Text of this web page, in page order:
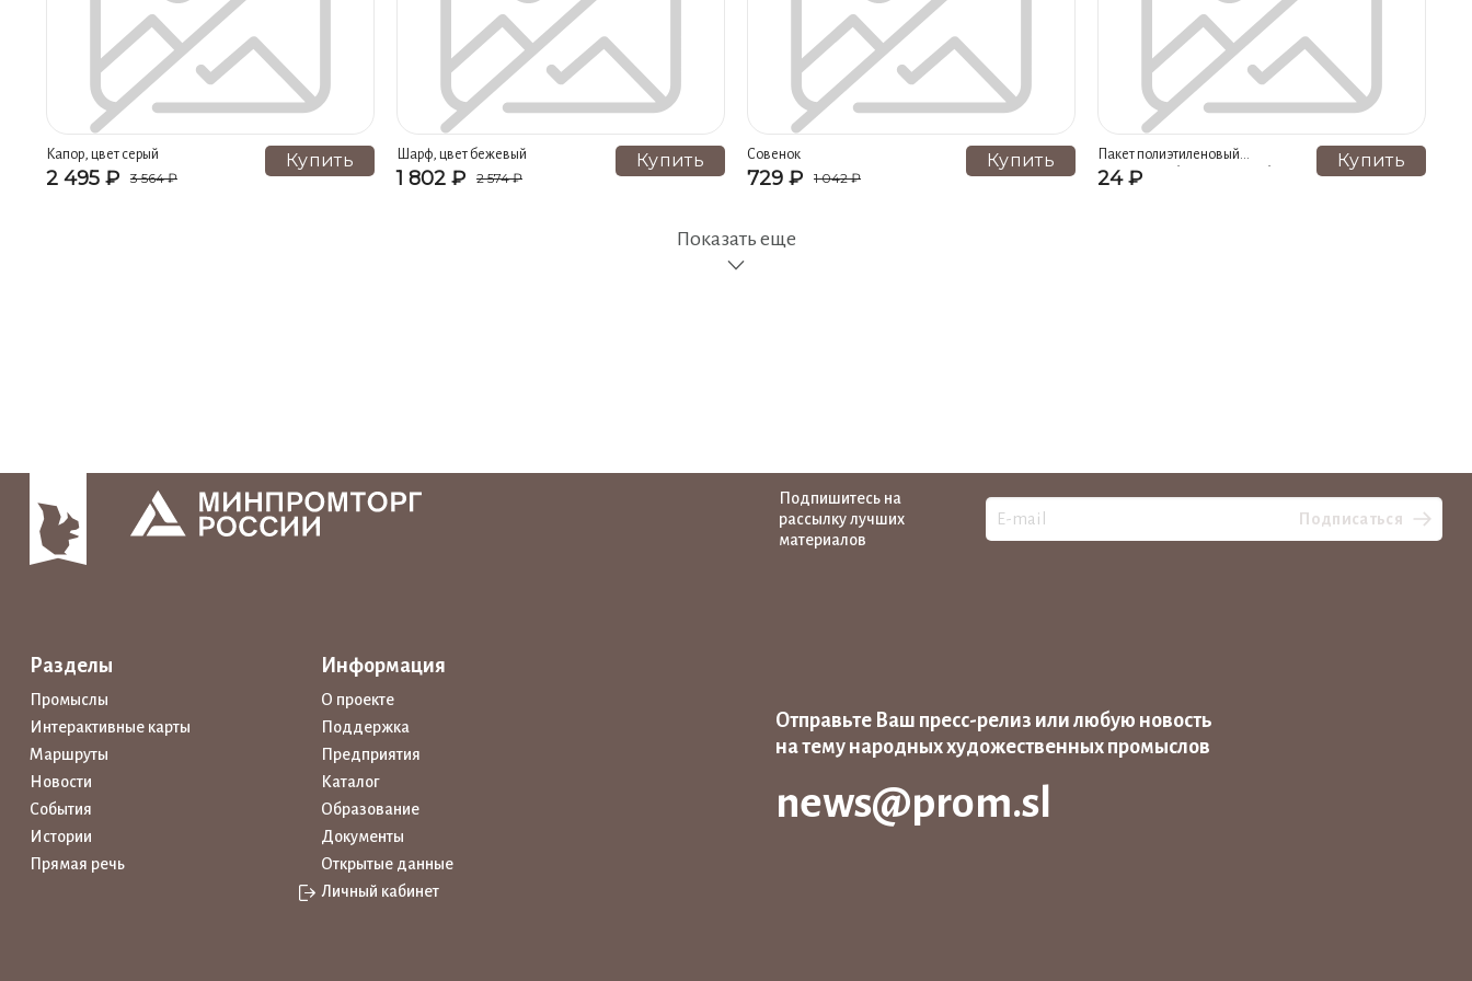
Носки женские, цвет коричневый (2) Носки детские, цвет синий (2) Носки женские, цвет синий (2) Носки спортивные женские, цвет черный (2)
Носки спортивные мужские, цвет белый (2) Носки спортивные мужские, цвет черный (2) Носки спортивные женские, цвет бежевый (2)
Капор, цвет серый
2 495 ₽ 3 564 ₽
Купить Шарф, цвет бежевый
1 802 ₽ 2 574 ₽
Купить Совенок
729 ₽ 1 042 ₽
Купить
Пакет полиэтиленовый
фирменный большой, цвет белый
24 ₽
Купить
Показать еще
Подпишитесь на
рассылку лучших
материалов
Подписаться
Разделы
Промыслы
Интерактивные карты
Маршруты
Новости
События
Истории
Прямая речь
Информация
О проекте
Поддержка
Предприятия
Каталог
Образование
Документы
Открытые данные
Личный кабинет
Отправьте Ваш пресс-релиз или любую новость
на тему народных художественных промыслов
news@prom.sl